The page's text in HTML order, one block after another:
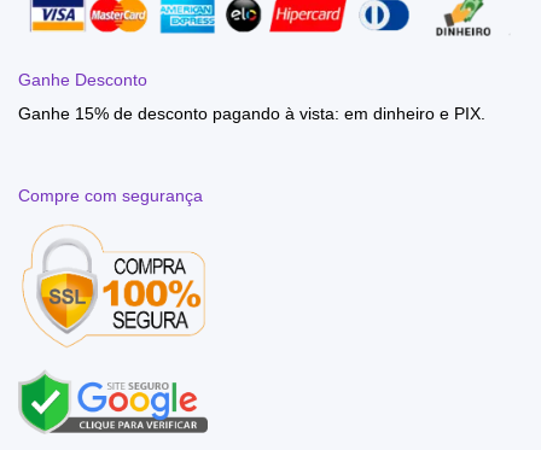
Ganhe Desconto
Ganhe 15% de desconto pagando à vista: em dinheiro e PIX.
Compre com segurança